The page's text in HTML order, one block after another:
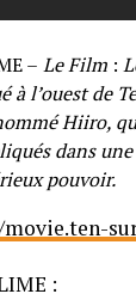
– Le Film :
l’ouest de
Hiiro,
dans
pouvoir.
: